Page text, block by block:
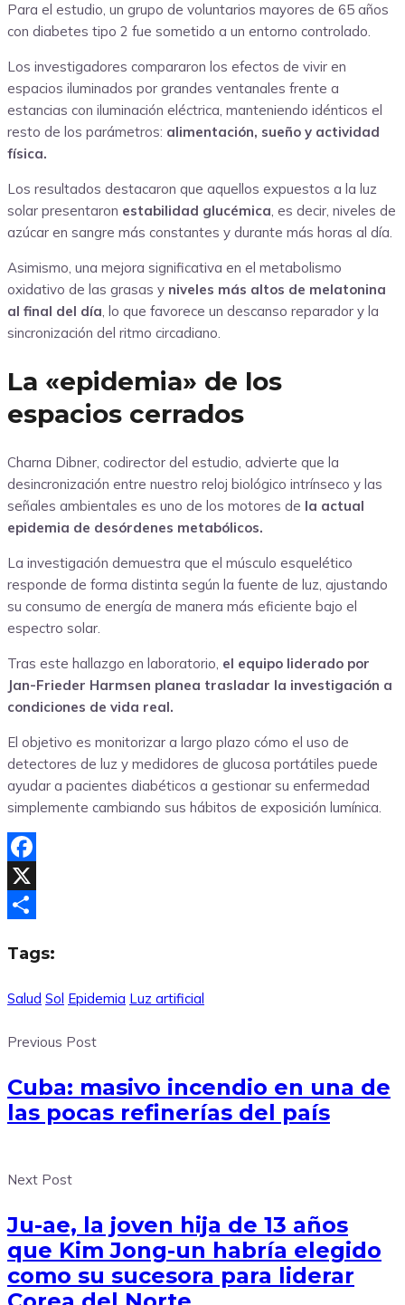
Para el estudio, un grupo de voluntarios mayores de 65 años
con diabetes tipo 2 fue sometido a un entorno controlado.
Los investigadores compararon los efectos de vivir en
espacios iluminados por grandes ventanales frente a
estancias con iluminación eléctrica, manteniendo idénticos el
resto de los parámetros: alimentación, sueño y actividad
física.
Los resultados destacaron que aquellos expuestos a la luz
solar presentaron estabilidad glucémica, es decir, niveles de
azúcar en sangre más constantes y durante más horas al día.
Asimismo, una mejora significativa en el metabolismo
oxidativo de las grasas y niveles más altos de melatonina
al final del día, lo que favorece un descanso reparador y la
sincronización del ritmo circadiano.
La «epidemia» de los
espacios cerrados
Charna Dibner, codirector del estudio, advierte que la
desincronización entre nuestro reloj biológico intrínseco y las
señales ambientales es uno de los motores de la actual
epidemia de desórdenes metabólicos.
La investigación demuestra que el músculo esquelético
responde de forma distinta según la fuente de luz, ajustando
su consumo de energía de manera más eficiente bajo el
espectro solar.
Tras este hallazgo en laboratorio, el equipo liderado por
Jan-Frieder Harmsen planea trasladar la investigación a
condiciones de vida real.
El objetivo es monitorizar a largo plazo cómo el uso de
detectores de luz y medidores de glucosa portátiles puede
ayudar a pacientes diabéticos a gestionar su enfermedad
simplemente cambiando sus hábitos de exposición lumínica.
Facebook
X
Tags:
Salud Sol Epidemia Luz artificial
Previous Post
Cuba: masivo incendio en una de
las pocas refinerías del país
Next Post
Ju-ae, la joven hija de 13 años
que Kim Jong-un habría elegido
como su sucesora para liderar